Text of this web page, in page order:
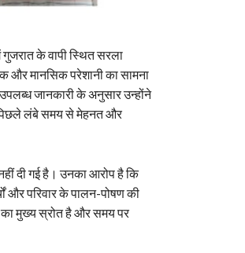
के वापी स्थित सरला
और मानसिक परेशानी का सामना
जानकारी के अनुसार उन्होंने
लंबे समय से मेहनत और
दी गई है। उनका आरोप है कि
और परिवार के पालन-पोषण की
का मुख्य स्रोत है और समय पर